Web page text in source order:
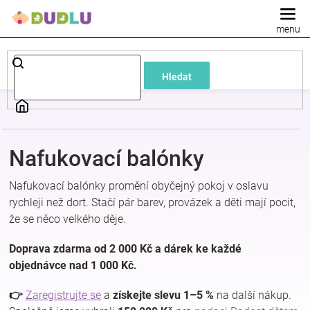
Hledat
Dětské
a
kojenecké
oblečení
Pokojíček
kojenecká
Nafukovací balónky
Nafukovací balónky promění obyčejný pokoj v oslavu
rychleji než dort. Stačí pár barev, provázek a děti mají pocit,
že se něco velkého děje.
Doprava zdarma od 2 000 Kč a dárek ke každé
objednávce nad 1 000 Kč.
👉 Zaregistrujte se a získejte slevu 1–5 % na další nákup.